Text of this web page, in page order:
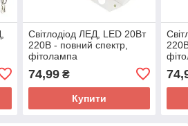
Світлодіод ЛЕД, LED 20Вт
220В - повний спектр,
фітолампа
74,99₴
Купити